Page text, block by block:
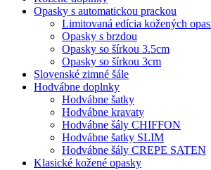
Opasky s automatickou prackou
Limitovaná edícia kožených
Opasky s brzdou
Opasky so šírkou 3.5cm
Opasky so šírkou 3cm
Slovenské zimné šále
Hodvábne doplnky
Hodvábne šatky
Hodvábne kravaty
Hodvábne šály CHIFFON
Hodvábne šatky SLIM
Hodvábne šály CREPE SATEN
Klasické kožené opasky